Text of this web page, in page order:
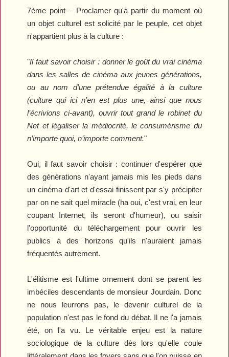
7ème point – Proclamer qu'à partir du moment où
un objet culturel est solicité par le peuple, cet objet
n'appartient plus à la culture :
"Il faut savoir choisir : donner le goût du vrai cinéma
dans les salles de cinéma aux jeunes générations,
ou au nom d’une prétendue égalité à la culture
(culture qui ici n’en est plus une, ainsi que nous
l’écrivions ci-avant), ouvrir tout grand le robinet du
Net et légaliser la médiocrité, le consumérisme du
n’importe quoi, n’importe comment."
Oui, il faut savoir choisir : continuer d'espérer que
des générations n'ayant jamais mis les pieds dans
un cinéma d'art et d'essai finissent par s'y précipiter
par on ne sait quel miracle (ha oui, c'est vrai, en leur
coupant Internet, ils seront d'humeur), ou saisir
l'opportunité du téléchargement pour ouvrir les
publics à des horizons qu'ils n'auraient jamais
fréquentés autrement.
L'élitisme est l'ultime ornement dont se parent les
imbéciles descendants de monsieur Jourdain. Donc
ne nous leurrons pas, le devenir culturel de la
population n'est pas le fond du débat. Il ne l'a jamais
été, on l'a vu. Le véritable enjeu est la nature
sociologique de la culture dès lors qu'elle coule